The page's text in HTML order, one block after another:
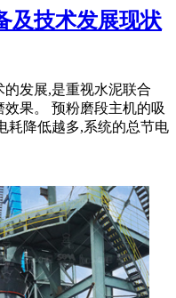
及技术发展现状
发展,是重视水泥联合
效果。 预粉磨段主机的吸
耗降低越多,系统的总节电